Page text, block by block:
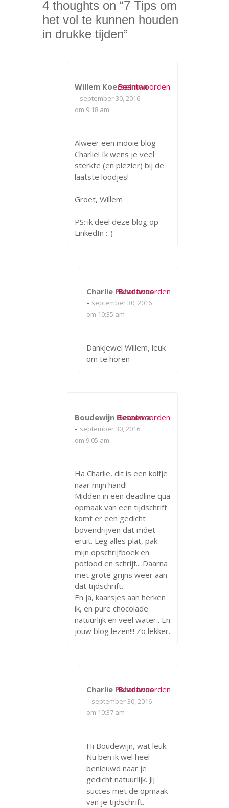
4 thoughts on “7 Tips om
het vol te kunnen houden
in drukke tijden”
Willem Koerselman
- september 30, 2016
om 9:18 am
Alweer een mooie blog
Charlie! Ik wens je veel
sterkte (en plezier) bij de
laatste loodjes!
Groet, Willem
PS: ik deel deze blog op
LinkedIn :-)
Beantwoorden
Charlie Paludanus
- september 30, 2016
om 10:35 am
Dankjewel Willem, leuk
om te horen
Beantwoorden
Boudewijn Betzema
- september 30, 2016
om 9:05 am
Ha Charlie, dit is een kolfje
naar mijn hand!
Midden in een deadline qua
opmaak van een tijdschrift
komt er een gedicht
bovendrijven dat móet
eruit. Leg alles plat, pak
mijn opschrijfboek en
potlood en schrijf... Daarna
met grote grijns weer aan
dat tijdschrift.
En ja, kaarsjes aan herken
ik, en pure chocolade
natuurlijk en veel water.. En
jouw blog lezen!!! Zo lekker.
Beantwoorden
Charlie Paludanus
- september 30, 2016
om 10:37 am
Hi Boudewijn, wat leuk.
Nu ben ik wel heel
benieuwd naar je
gedicht natuurlijk. Jij
succes met de opmaak
van je tijdschrift.
Beantwoorden